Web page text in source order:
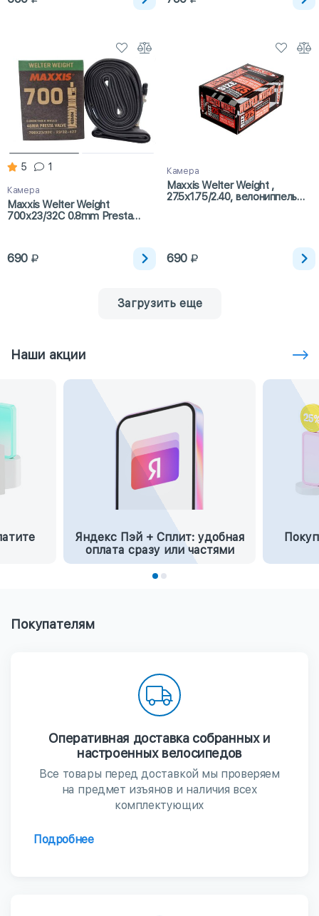
5 1
Камера
Maxxis Welter Weight
700x23/32C 0.8mm Presta
690
Камера
Maxxis Welter Weight ,
27.5x1.75/2.40, велониппель
690
Загрузить еще
Наши акции
Яндекс Пэй + Сплит: удобная
оплата сразу или частями
Покупателям
Оперативная доставка собранных и
настроенных велосипедов
Все товары перед доставкой мы проверяем
на предмет изъянов и наличия всех
комплектующих
Подробнее